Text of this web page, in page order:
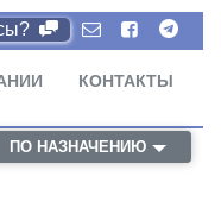
КОНТАКТЫ
ПО НАЗНАЧЕНИЮ